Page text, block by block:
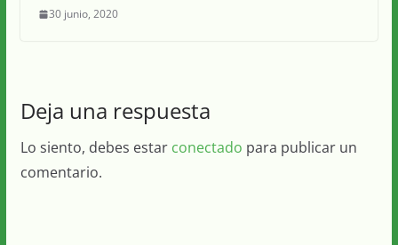
30 junio, 2020
Deja una respuesta
Lo siento, debes estar conectado para publicar un
comentario.